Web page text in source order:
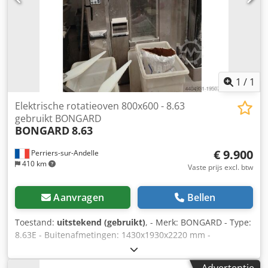
1 / 1
Perriers-sur-Andelle
410 km
Elektrische rotatieoven 800x600 - 8.63
gebruikt BONGARD
BONGARD8.63
€ 9.900
Vaste prijs excl. btw
Aanvragen Bellen
Toestand: uitstekend (gebruikt), - Merk: BONGARD - Type:
8.63E - Buitenafmetingen: 1430x1930x2220 mm -
Draagafmetingen: 600x800 mm Chedpfewxmf Rex Aarja -
Capaciteit: 150 stokbroden - Elektrisch - Vermogen: 56 kW -